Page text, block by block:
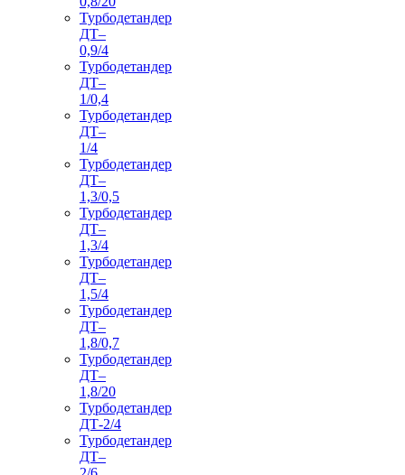
Турбодетандер
ДТ–
0,9/4
Турбодетандер
ДТ–
1/0,4
Турбодетандер
ДТ–
1/4
Турбодетандер
ДТ–
1,3/0,5
Турбодетандер
ДТ–
1,3/4
Турбодетандер
ДТ–
1,5/4
Турбодетандер
ДТ–
1,8/0,7
Турбодетандер
ДТ–
1,8/20
Турбодетандер
ДТ-2/4
Турбодетандер
ДТ–